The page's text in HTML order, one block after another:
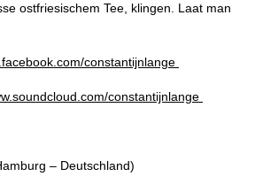
ostfriesischem Tee, klingen. Laat man
constantijnlange
constantijnlange
– Deutschland)